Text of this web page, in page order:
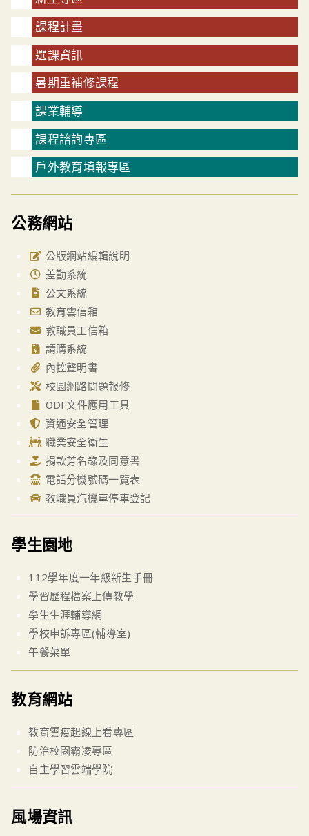
課程計畫
選課資訊
暑期重補修課程
課業輔導
課程諮詢專區
戶外教育填報專區
公務網站
公版網站編輯說明
差勤系統
公文系統
教育雲信箱
教職員工信箱
請購系統
內控聲明書
校園網路問題報修
ODF文件應用工具
資通安全管理
職業安全衛生
捐款芳名錄及同意書
電話分機號碼一覽表
教職員汽機車停車登記
學生園地
112學年度一年級新生手冊
學習歷程檔案上傳教學
學生生涯輔導網
學校申訴專區(輔導室)
午餐菜單
教育網站
教育雲疫起線上看專區
防治校園霸凌專區
自主學習雲端學院
風場資訊